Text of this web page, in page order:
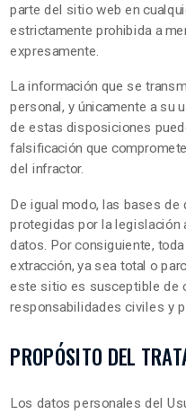
parte del sitio web en
estrictamente prohibida a
expresamente.
La información que se
personal, y únicamente a su
de estas disposiciones
falsificación que
del infractor.
De igual modo, las bases
protegidas por la legislación
datos. Por consiguiente,
extracción, ya sea total o
este sitio es susceptible de
responsabilidades civiles y
PROPÓSITO DEL
Los datos personales del